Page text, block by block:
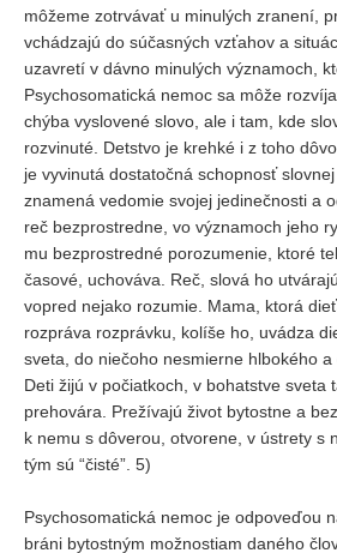
môžeme zotrvávať u minulých zranení,
vchádzajú do súčasných vzťahov a
uzavretí v dávno minulých významoch,
Psychosomatická nemoc sa môže
chýba vyslovené slovo, ale i tam, kde
rozvinuté. Detstvo je krehké i z toho
je vyvinutá dostatočná schopnosť
znamená vedomie svojej jedinečnosti a
reč bezprostredne, vo významoch jeho
mu bezprostredné porozumenie, ktoré
časové, uchováva. Reč, slová ho
vopred nejako rozumie. Mama, ktorá
rozpráva rozprávku, kolíše ho, uvádza
sveta, do niečoho nesmierne hlbokého a
Deti žijú v počiatkoch, v bohatstve sveta
prehovára. Prežívajú život bytostne a
k nemu s dôverou, otvorene, v ústrety s
tým sú “čisté”. 5)
Psychosomatická nemoc je odpoveďou
bráni bytostným možnostiam daného